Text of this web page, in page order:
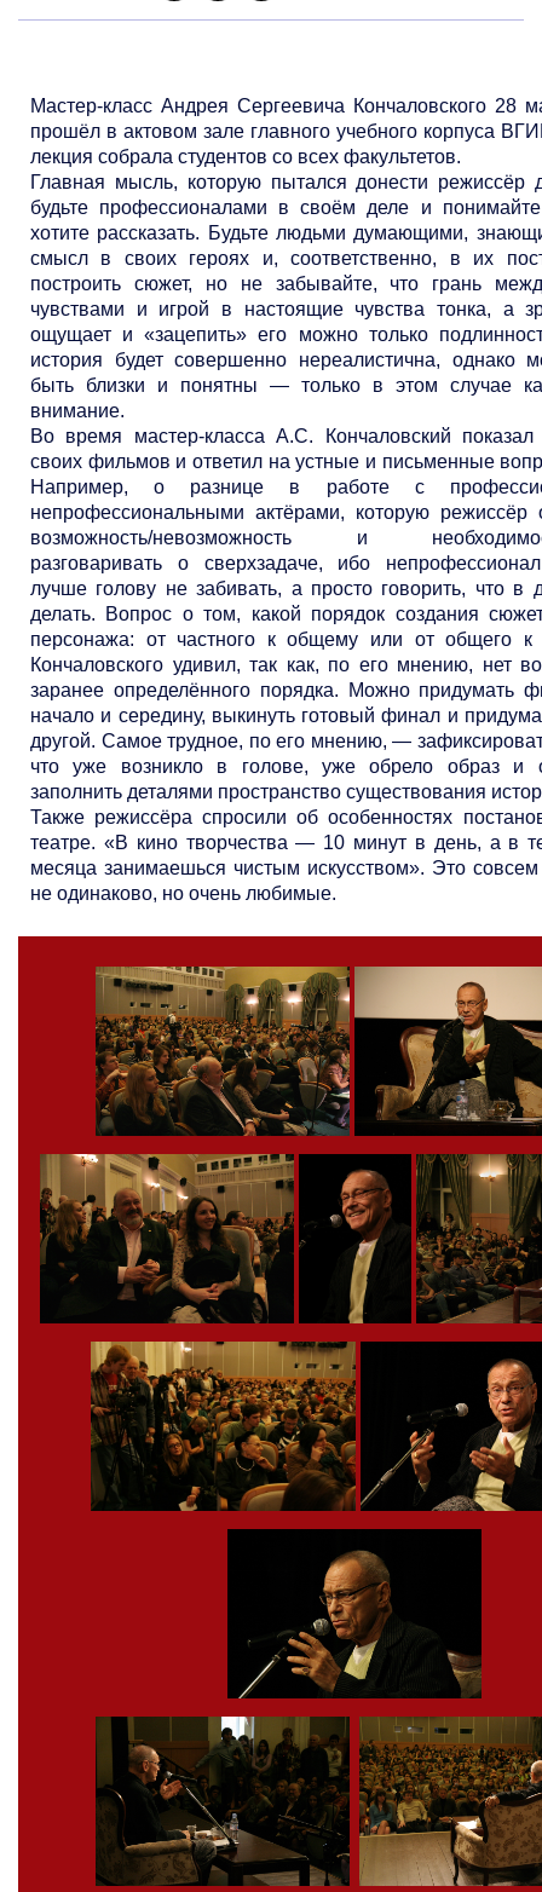
Мастер-класс Андрея Сергеевича Кончаловского 28
прошёл в актовом зале главного учебного корпуса
лекция собрала студентов со всех факультетов.
Главная мысль, которую пытался донести режиссёр
будьте профессионалами в своём деле и
хотите рассказать. Будьте людьми думающими,
смысл в своих героях и, соответственно, в их
построить сюжет, но не забывайте, что грань
чувствами и игрой в настоящие чувства тонка, а
ощущает и «зацепить» его можно только
история будет совершенно нереалистична, однако
быть близки и понятны — только в этом случае
внимание.
Во время мастер-класса А.С. Кончаловский
своих фильмов и ответил на устные и письменные
Например, о разнице в работе с
непрофессиональными актёрами, которую режиссёр
возможность/невозможность и
разговаривать о сверхзадаче, ибо
лучше голову не забивать, а просто говорить, что в
делать. Вопрос о том, какой порядок создания
персонажа: от частного к общему или от общего к
Кончаловского удивил, так как, по его мнению, нет
заранее определённого порядка. Можно придумать
начало и середину, выкинуть готовый финал и
другой. Самое трудное, по его мнению, —
что уже возникло в голове, уже обрело образ и
заполнить деталями пространство существования
Также режиссёра спросили об особенностях
театре. «В кино творчества — 10 минут в день, а в
месяца занимаешься чистым искусством». Это
не одинаково, но очень любимые.